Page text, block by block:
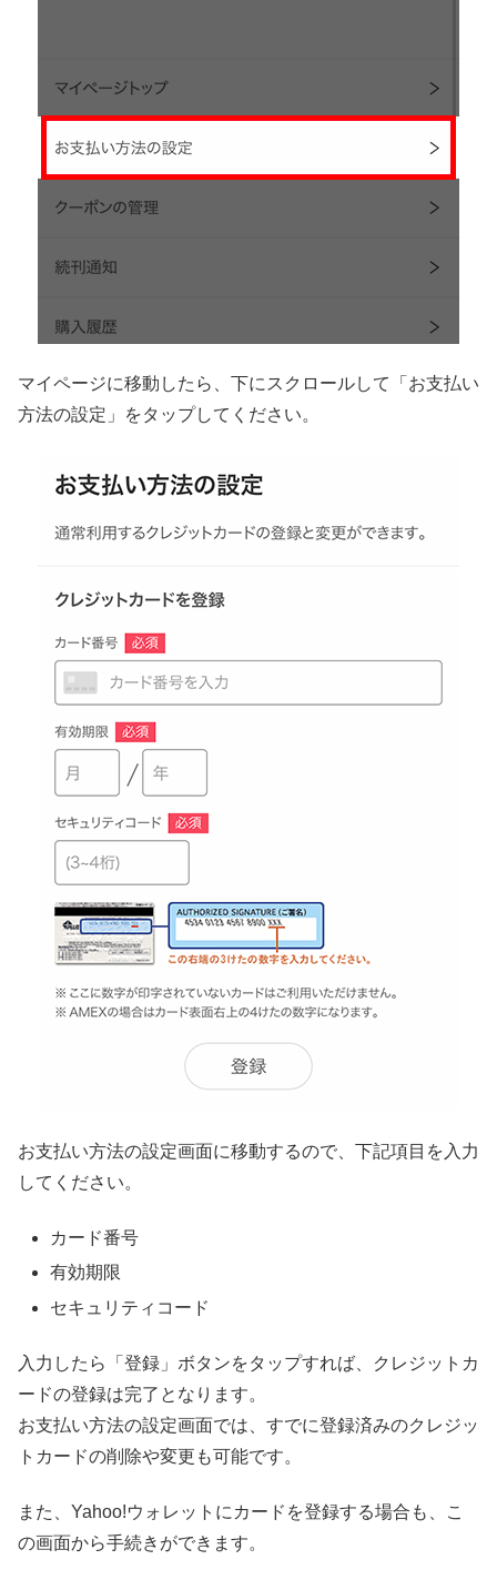
マイページに移動したら、下にスクロールして「お支払い
方法の設定」をタップしてください。
お支払い方法の設定画面に移動するので、下記項目を入力
してください。
カード番号
有効期限
セキュリティコード
入力したら「登録」ボタンをタップすれば、クレジットカ
ードの登録は完了となります。
お支払い方法の設定画面では、すでに登録済みのクレジッ
トカードの削除や変更も可能です。
また、Yahoo!ウォレットにカードを登録する場合も、こ
の画面から手続きができます。